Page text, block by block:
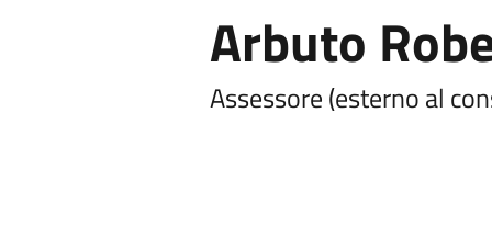
Arbuto
Assessore (esterno al